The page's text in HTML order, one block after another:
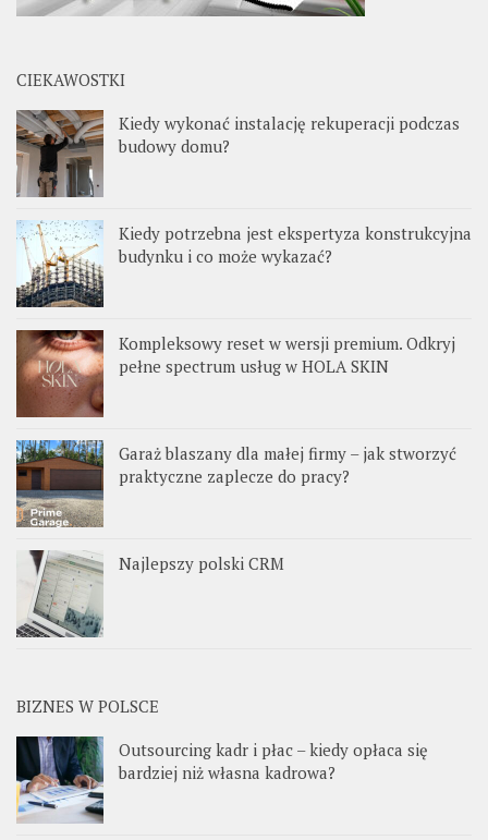
CIEKAWOSTKI
Kiedy wykonać instalację rekuperacji podczas
budowy domu?
Kiedy potrzebna jest ekspertyza konstrukcyjna
budynku i co może wykazać?
Kompleksowy reset w wersji premium. Odkryj
pełne spectrum usług w HOLA SKIN
Garaż blaszany dla małej firmy – jak stworzyć
praktyczne zaplecze do pracy?
Najlepszy polski CRM
BIZNES W POLSCE
Outsourcing kadr i płac – kiedy opłaca się
bardziej niż własna kadrowa?